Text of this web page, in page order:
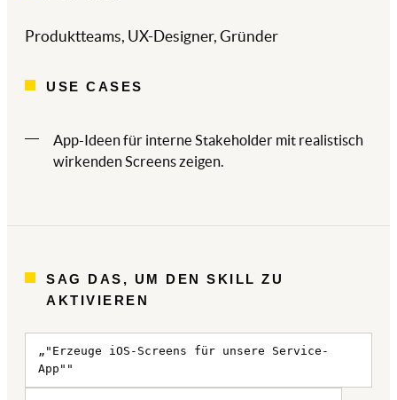
Produktteams, UX-Designer, Gründer
USE CASES
App-Ideen für interne Stakeholder mit realistisch
wirkenden Screens zeigen.
SAG DAS, UM DEN SKILL ZU
AKTIVIEREN
„"Erzeuge iOS-Screens für unsere Service-
App""